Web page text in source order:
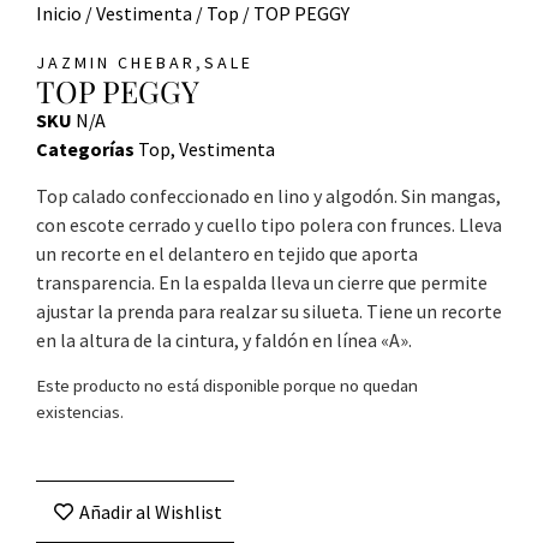
Inicio /Vestimenta / Top / TOP PEGGY
JAZMIN CHEBAR , SALE
TOP PEGGY
SKU N/A
Categorías Top, Vestimenta
Top calado confeccionado en lino y algodón. Sin mangas,
con escote cerrado y cuello tipo polera con frunces. Lleva
un recorte en el delantero en tejido que aporta
transparencia. En la espalda lleva un cierre que permite
ajustar la prenda para realzar su silueta. Tiene un recorte
en la altura de la cintura, y faldón en línea «A».
Este producto no está disponible porque no quedan
existencias.
Añadir al Wishlist